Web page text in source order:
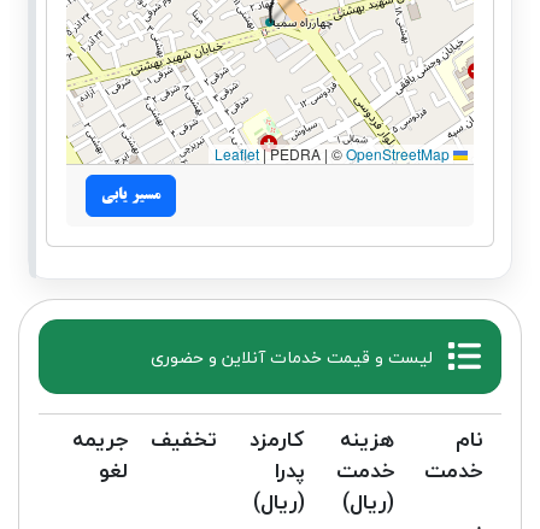
|PEDRA | ©OpenStreetMap
مسیر یابی
لیست و قیمت خدمات آنلاین و حضوری
نام
خدمت
هزینه
خدمت
(ریال)
کارمزد
پدرا
(ریال)
تخفیف
جریمه
لغو